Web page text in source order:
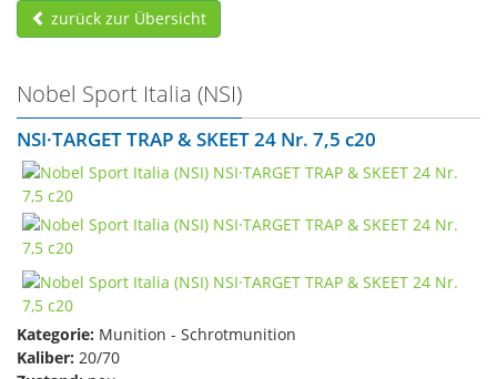
zurück zur Übersicht
Nobel Sport Italia (NSI)
NSI·TARGET TRAP & SKEET 24 Nr. 7,5 c20
Kategorie: Munition - Schrotmunition
Kaliber: 20/70